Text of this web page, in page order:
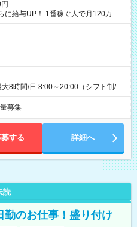
に給与UP！ 1番稼ぐ人で月120万ほ
収50万
元建築関係 1日150個配達×25日勤務
8時間/日 8:00～20:00（シフト制/実
所次第では週4も有り） ※配達状況
能性有り ※案件により多少の前後あ
募集
募する 詳細へ
読
勤のお仕事！盛り付け